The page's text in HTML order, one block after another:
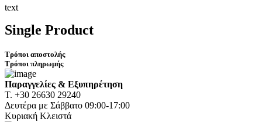
text
Single Product
Τρόποι αποστολής
Τρόποι πληρωμής
Παραγγελίες & Εξυπηρέτηση
Τ. +30 26630 29240
Δευτέρα με Σάββατο 09:00-17:00
Κυριακή Κλειστά